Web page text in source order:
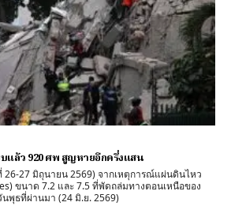
แล้ว 920 ศพ สูญหายอีกครึ่งแสน
27 มิถุนายน 2569) จากเหตุการณ์แผ่นดินไหว
ขนาด 7.2 และ 7.5 ที่พัดถล่มทางตอนเหนือของ
นพุธที่ผ่านมา (24 มิ.ย. 2569)